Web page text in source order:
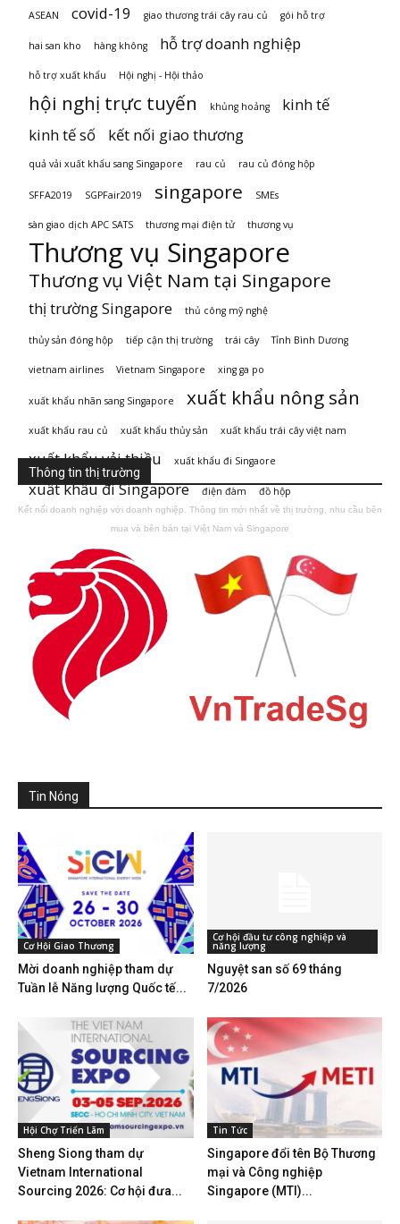
ASEAN covid-19 giao thương trái cây rau củ gói hỗ trợ
hai san kho hàng không hỗ trợ doanh nghiệp
hỗ trợ xuất khẩu Hội nghị - Hội thảo
hội nghị trực tuyến khủng hoảng
kinh tế
kinh tế số
kết nối giao thương
quả vải xuất khẩu sang Singapore rau củ rau củ đóng hộp
SFFA2019 SGPFair2019 singapore SMEs
sàn giao dịch APC SATS thương mại điện tử thương vụ
Thương vụ Singapore
Thương vụ Việt Nam tại Singapore
thị trường Singapore thủ công mỹ nghệ
thủy sản đóng hộp tiếp cận thị trường trái cây Tỉnh Bình Dương
vietnam airlines Vietnam Singapore xing ga po
xuất khẩu nhãn sang Singapore xuất khẩu nông sản
xuất khẩu rau củ xuất khẩu thủy sản xuất khẩu trái cây việt nam
xuất khẩu vải thiều xuất khẩu đi Singaore
xuất khẩu đi Singapore điện đàm đồ hộp
Thông tin thị trường
Kết nối doanh nghiệp với doanh nghiệp. Thông tin mới nhất về thị trường, nhu cầu bên
mua và bên bán tại Việt Nam và Singapore
Tin Nóng
Cơ Hội Giao Thương
Mời doanh nghiệp tham dự
Tuần lễ Năng lượng Quốc tế...
Cơ hội đầu tư công nghiệp và
năng lượng
Nguyệt san số 69 tháng
7/2026
Hội Chợ Triển Lãm
Sheng Siong tham dự
Vietnam International
Sourcing 2026: Cơ hội đưa...
Tin Tức
Singapore đổi tên Bộ Thương
mại và Công nghiệp
Singapore (MTI)...